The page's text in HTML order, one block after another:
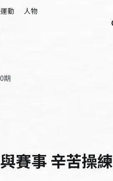
運動 人物
期
賽事 辛苦操練